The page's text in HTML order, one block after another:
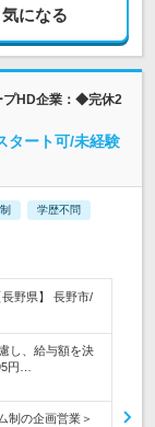
気になる
プHD企業：◆完休2
タート可/未経験
学歴不問
野県】 長野市/
し、給与額を決
円…
制の企画営業＞